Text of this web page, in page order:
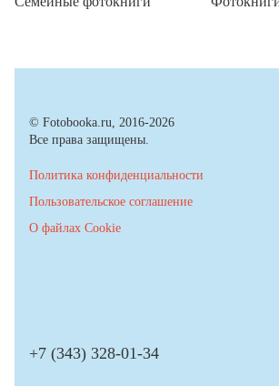
© Fotobooka.ru, 2016-2026
Все права защищены.
Политика конфиденциальности
Пользовательское соглашение
О файлах Cookie
+7 (343) 328-01-34